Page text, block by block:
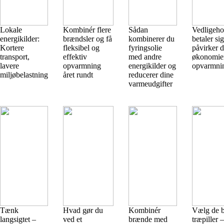
Lokale
energikilder:
Kortere
transport,
lavere
miljøbelastning
Kombinér flere
brændsler og få
fleksibel og
effektiv
opvarmning
året rundt
Sådan
kombinerer du
fyringsolie
med andre
energikilder og
reducerer dine
varmeudgifter
betaler
påvirker
Tænk
langsigtet –
Hvad gør du
ved et
Kombinér
brænde med
Vælg de
træpiller